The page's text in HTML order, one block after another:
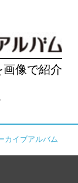
像で紹介
カイブアルバム